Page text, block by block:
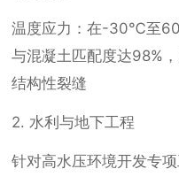
温度应力：在-30℃至
与混凝土匹配度达98%
结构性裂缝
2. 水利与地下工程
针对高水压环境开发专项